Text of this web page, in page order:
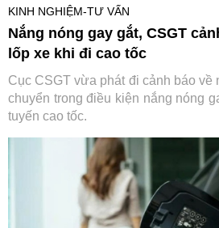
KINH NGHIỆM-TƯ VẤN
Nắng nóng gay gắt, CSGT
lốp xe khi đi cao tốc
Cục CSGT vừa phát đi cảnh báo về
chuyển trong điều kiện nắng nóng
tuyến cao tốc.